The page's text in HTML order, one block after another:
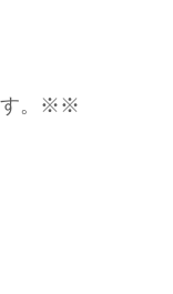
す。※※